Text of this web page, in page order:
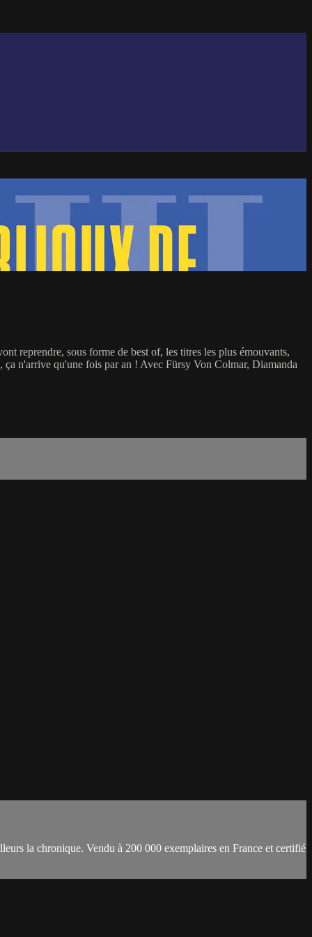
reprendre, sous forme de best of, les titres les plus émouvants,
n'arrive qu'une fois par an ! Avec Fürsy Von Colmar, Diamanda
la chronique. Vendu à 200 000 exemplaires en France et certifié